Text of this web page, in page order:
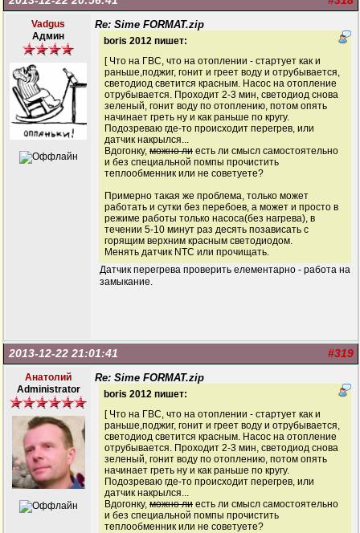
Vadgus
Админ
Re: Sime FORMAT.zip
boris 2012 пишет:
[ Что на ГВС, что на отоплении - стартует как и
раньше,поджиг, гонит и греет воду и отрубывается,
светодиод светится красным. Насос на отопление
отрубывается. Проходит 2-3 мин, светодиод снова
зеленый, гонит воду по отоплению, потом опять
начинает греть ну и как раньше по кругу.
Подозреваю где-то происходит перегрев, или
датчик накрылся...
Вдогонку, можно ли есть ли смысл самостоятельно
и без специальной помпы прочистить
теплообменник или не советуете?
Примерно такая же проблема, только может
работать и сутки без перебоев, а может и просто в
режиме работы только насоса(без нагрева), в
течении 5-10 минут раз десять позависать с
горящим верхним красным светодиодом.
Менять датчик NТС или прочищать.
Датчик перегрева проверить елементарно - работа на
замыкание.
#319
2013-12-22 21:01:41
Анатолий
Administrator
Re: Sime FORMAT.zip
boris 2012 пишет:
[ Что на ГВС, что на отоплении - стартует как и
раньше,поджиг, гонит и греет воду и отрубывается,
светодиод светится красным. Насос на отопление
отрубывается. Проходит 2-3 мин, светодиод снова
зеленый, гонит воду по отоплению, потом опять
начинает греть ну и как раньше по кругу.
Подозреваю где-то происходит перегрев, или
датчик накрылся...
Вдогонку, можно ли есть ли смысл самостоятельно
и без специальной помпы прочистить
теплообменник или не советуете?